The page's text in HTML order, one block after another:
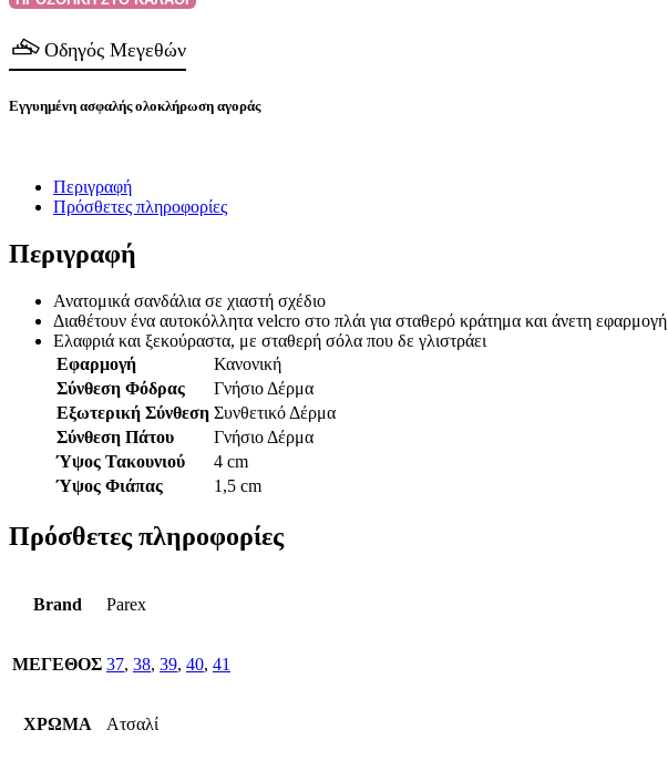
Οδηγός Μεγεθών
Εγγυημένη ασφαλής ολοκλήρωση αγοράς
Περιγραφή
Πρόσθετες πληροφορίες
Περιγραφή
Ανατομικά σανδάλια σε χιαστή σχέδιο
Διαθέτουν ένα αυτοκόλλητα velcro στο πλάι για σταθερό κράτημα και άνετη εφαρμογή
Ελαφριά και ξεκούραστα, με σταθερή σόλα που δε γλιστράει
Εφαρμογή
Κανονική
Σύνθεση Φόδρας
Γνήσιο Δέρμα
Εξωτερική Σύνθεση Συνθετικό Δέρμα
Σύνθεση Πάτου
Γνήσιο Δέρμα
Ύψος Τακουνιού
4 cm
Ύψος Φιάπας
1,5 cm
Πρόσθετες πληροφορίες
Brand Parex
ΜΕΓΕΘΟΣ 37, 38, 39, 40, 41
ΧΡΩΜΑ Ατσαλί